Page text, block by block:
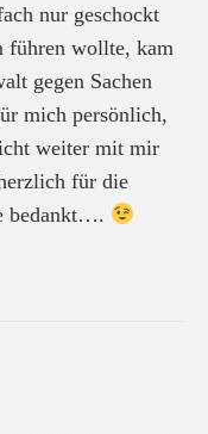
nur geschockt
führen wollte, kam
gegen Sachen
mich persönlich,
weiter mit mir
für die
bedankt….